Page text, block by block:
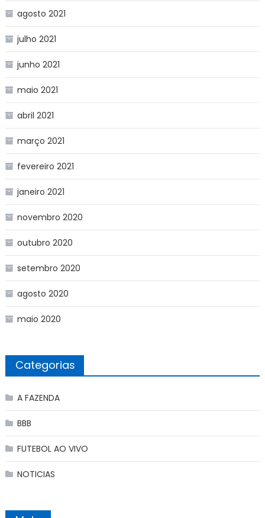
agosto 2021
julho 2021
junho 2021
maio 2021
abril 2021
março 2021
fevereiro 2021
janeiro 2021
novembro 2020
outubro 2020
setembro 2020
agosto 2020
maio 2020
Categorias
A FAZENDA
BBB
FUTEBOL AO VIVO
NOTICIAS